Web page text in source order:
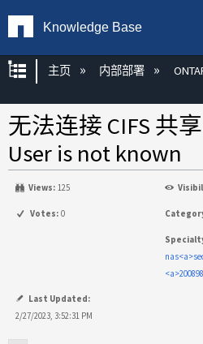
Knowledge Base
扩展/隐缩全局层次
主页 内部部署
无法连接 CIFS 共
User is not known
Views: 125
Votes: 0
Last Updated:
2/27/2023, 3:52:31 PM